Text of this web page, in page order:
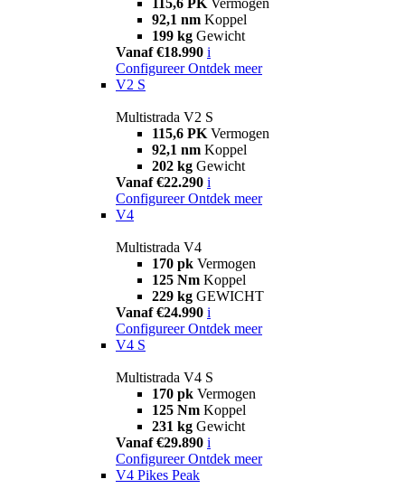
92,1 nm Koppel
199 kg Gewicht
Vanaf €18.990 i
Configureer Ontdek meer
V2 S
Multistrada V2 S
115,6 PK Vermogen
92,1 nm Koppel
202 kg Gewicht
Vanaf €22.290 i
Configureer Ontdek meer
V4
Multistrada V4
170 pk Vermogen
125 Nm Koppel
229 kg GEWICHT
Vanaf €24.990 i
Configureer Ontdek meer
V4 S
Multistrada V4 S
170 pk Vermogen
125 Nm Koppel
231 kg Gewicht
Vanaf €29.890 i
Configureer Ontdek meer
V4 Pikes Peak